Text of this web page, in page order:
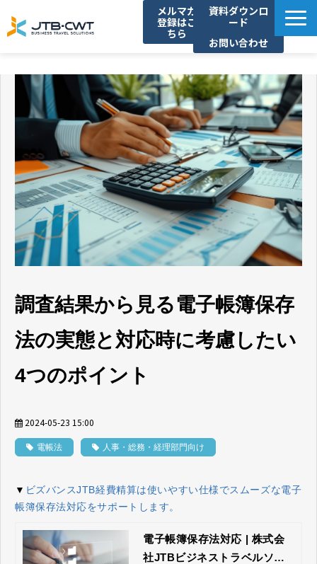
メルマガ
登録はこ
ちら
資料ダウンロ
ード
お問い合わせ
ソリューション紹介
導入事例
セミナー/イベント
コラム
お知らせ
よくあるご質問
調査結果から見る電子帳簿保存
法の実態と対応時に考慮したい
4つのポイント
2024-05-23 15:00
電帳法 人事・総務・経理部門向け
▼ ビズバンスJTB経費精算は使いやすい仕様でスムーズな電子
帳簿保存法対応をサポートします。
電子帳簿保存法対応 | 株式会
社JTBビジネストラベルソリ